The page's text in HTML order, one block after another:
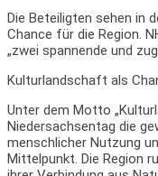
Die Beteiligten sehen in
Chance für die Region.
„zwei spannende und
Kulturlandschaft als
Unter dem Motto
Niedersachsentag die
menschlicher Nutzung
Mittelpunkt. Die Region